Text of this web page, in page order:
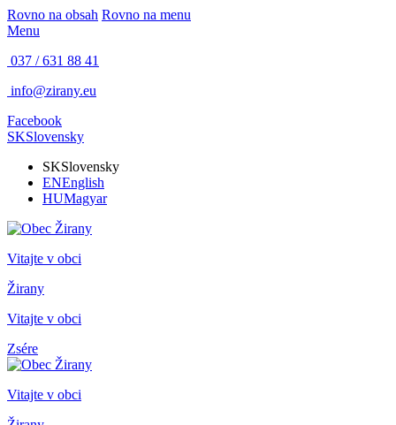
Rovno na obsah Rovno na menu
Menu
037 / 631 88 41
info@zirany.eu
Facebook
SKSlovensky
SKSlovensky
ENEnglish
HUMagyar
Vitajte v obci
Žirany
Vitajte v obci
Zsére
Vitajte v obci